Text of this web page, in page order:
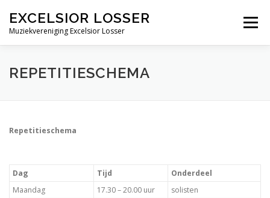
naarEXCELSIOR LOSSER
Muziekvereniging Excelsior Losser
Menu
ALGEMEEN ONDERDELEN
REPETITIESCHEMA
Repetitieschema
Dag Tijd
Onderdeel
Maandag
17.30 – 20.00 uur
solisten